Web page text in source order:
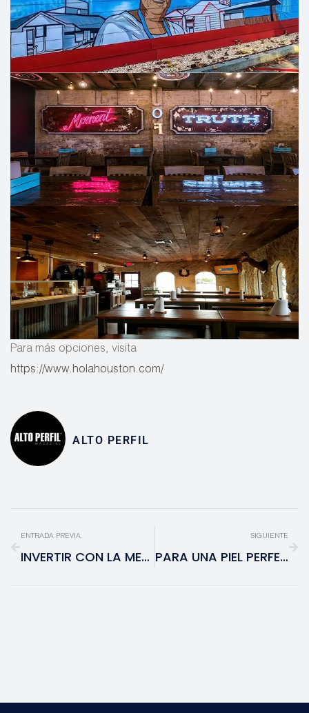
Para más opciones, visita
https://www.holahouston.com/
ALTO PERFIL
ENTRADA PREVIA
INVERTIR CON LA MENTE FRÍA. CÓMO VENCER EL MIEDO Y MEJORAR TUS DECISIONES EN LA BOLSA Y CON TUS PORTAFOLIOS
SIGUIENTE
PARA UNA PIEL PERFECTA